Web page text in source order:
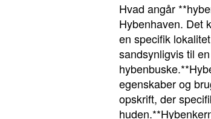
Hvad angår
Hybenhaven. Det
en specifik
sandsynligvis til
egenskaber og
opskrift, der